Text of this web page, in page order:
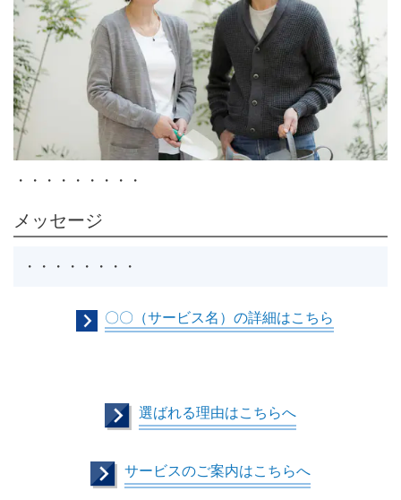
・・・・・・・・・
メッセージ
・・・・・・・・
〇〇（サービス名）の詳細はこちら
選ばれる理由はこちらへ
サービスのご案内はこちらへ